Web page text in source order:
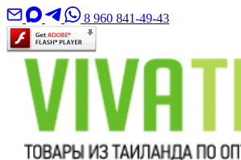
8 960 841-49-43